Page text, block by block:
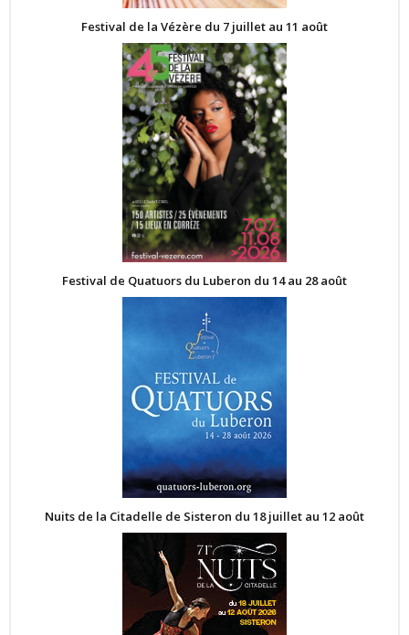
Festival de la Vézère du 7 juillet au 11 août
Festival de Quatuors du Luberon du 14 au 28 août
Nuits de la Citadelle de Sisteron du 18 juillet au 12 août